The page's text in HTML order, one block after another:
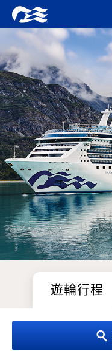
遊輪行程